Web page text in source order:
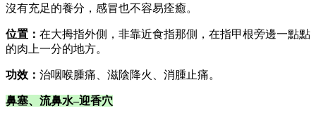
沒有充足的養分，感冒也不容易痊癒。
位置： 在大拇指外側，非靠近食指那側，在指甲根旁邊一點點
的肉上一分的地方。
功效： 治咽喉腫痛、滋陰降火、消腫止痛。
鼻塞、流鼻水–迎香穴